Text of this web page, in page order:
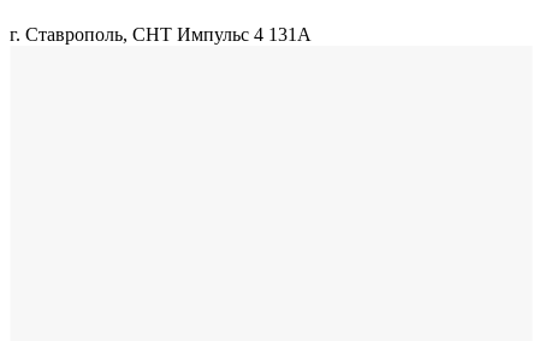
г. Ставрополь, СНТ Импульс 4 131А